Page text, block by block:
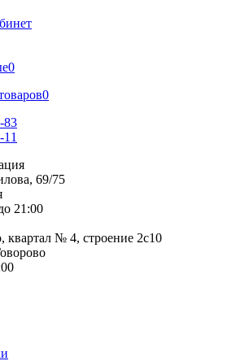
0
0
83
69/75
21:00
квартал № 4, строение 2с10